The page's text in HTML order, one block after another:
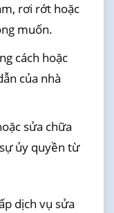
rơi rớt hoặc
muốn.
cách hoặc
của nhà
sửa chữa
ủy quyền từ
dịch vụ sửa